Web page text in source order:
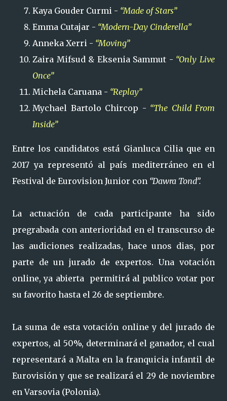
Kaya Gouder Curmi - “Made of Stars”
Emma Cutajar - “Modern-Day Cinderella”
Anneka Xerri - “Moving”
Zaira Mifsud & Eksenia Sammut - “Only Live
Once”
Michela Caruana - “Replay”
Mychael Bartolo Chircop - “The Child From
Inside”
Entre los candidatos está Gianluca Cilia que en
2017 ya representó al país mediterráneo en el
Festival de Eurovision Junior con “Dawra Tond”.
La actuación de cada participante ha sido
pregrabada con anterioridad en el transcurso de
las audiciones realizadas, hace unos dias, por
parte de un jurado de expertos. Una votación
online, ya abierta permitirá al publico votar por
su favorito hasta el 26 de septiembre.
La suma de esta votación online y del jurado de
expertos, al 50%, determinará el ganador, el cual
representará a Malta en la franquicia infantil de
Eurovisión y que se realizará el 29 de noviembre
en Varsovia (Polonia).